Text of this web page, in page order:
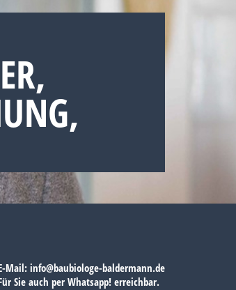
Mail:info@baubiologe-baldermann.de
Sie auch per Whatsapp! erreichbar.